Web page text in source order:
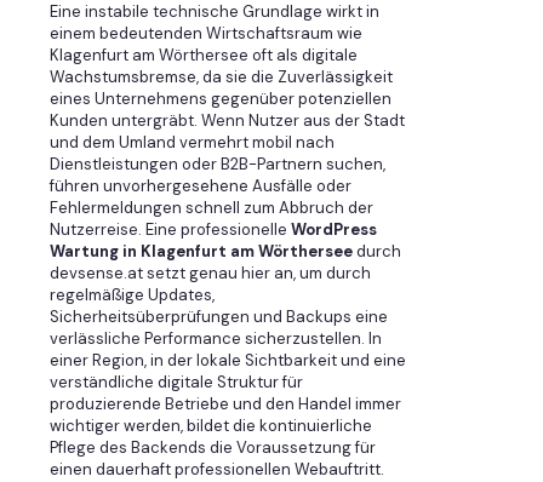
Eine instabile technische Grundlage wirkt in
einem bedeutenden Wirtschaftsraum wie
Klagenfurt am Wörthersee oft als digitale
Wachstumsbremse, da sie die Zuverlässigkeit
eines Unternehmens gegenüber potenziellen
Kunden untergräbt. Wenn Nutzer aus der Stadt
und dem Umland vermehrt mobil nach
Dienstleistungen oder B2B-Partnern suchen,
führen unvorhergesehene Ausfälle oder
Fehlermeldungen schnell zum Abbruch der
Nutzerreise. Eine professionelle WordPress
Wartung in Klagenfurt am Wörtherseedurch
devsense.at setzt genau hier an, um durch
regelmäßige Updates,
Sicherheitsüberprüfungen und Backups eine
verlässliche Performance sicherzustellen. In
einer Region, in der lokale Sichtbarkeit und eine
verständliche digitale Struktur für
produzierende Betriebe und den Handel immer
wichtiger werden, bildet die kontinuierliche
Pflege des Backends die Voraussetzung für
einen dauerhaft professionellen Webauftritt.